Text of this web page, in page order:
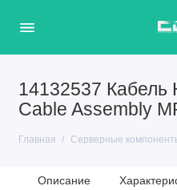
14132537 Кабель
Cable Assembly
Главная Серверные
Описание